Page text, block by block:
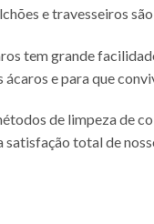
e travesseiros
tem grande
ácaros e para que
de limpeza de
satisfação total de